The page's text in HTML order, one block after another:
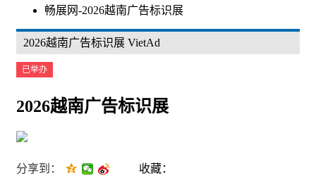
畅展网-2026越南广告标识展
2026越南广告标识展 VietAd
已举办
2026越南广告标识展
分享到：
收藏：